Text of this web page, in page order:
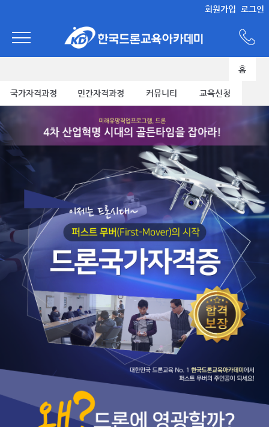
회원가입 로그인
홈
국가자격과정 민간자격과정 커뮤니티 교육신청